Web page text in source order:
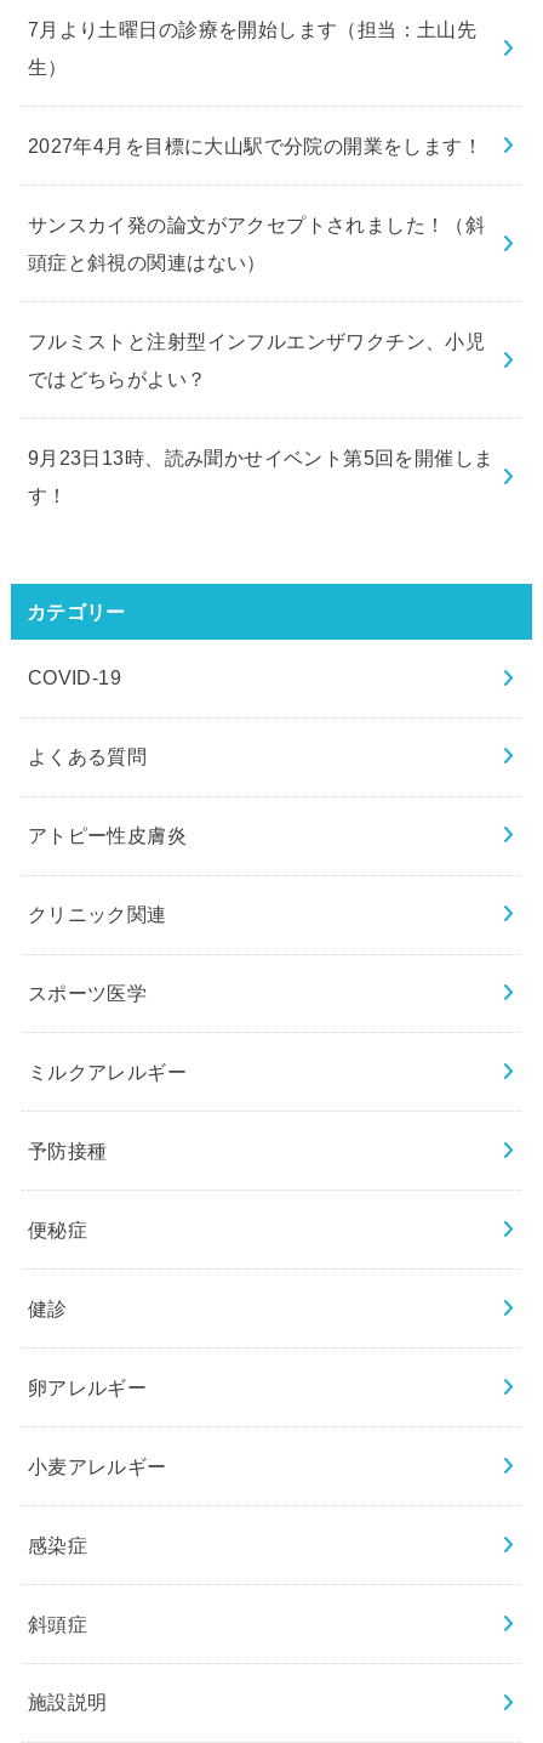
7月より土曜日の診療を開始します（担当：土山先
生）
2027年4月を目標に大山駅で分院の開業をします！
サンスカイ発の論文がアクセプトされました！（斜
頭症と斜視の関連はない）
フルミストと注射型インフルエンザワクチン、小児
ではどちらがよい？
9月23日13時、読み聞かせイベント第5回を開催しま
す！
カテゴリー
COVID-19
よくある質問
アトピー性皮膚炎
クリニック関連
スポーツ医学
ミルクアレルギー
予防接種
便秘症
健診
卵アレルギー
小麦アレルギー
感染症
斜頭症
施設説明